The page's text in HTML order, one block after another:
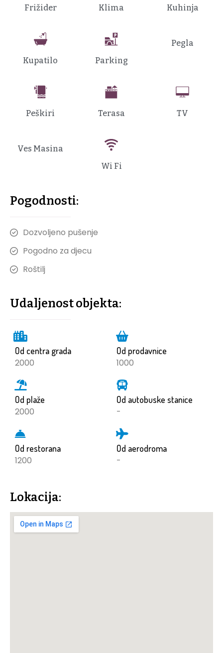
Frižider Klima Kuhinja
Kupatilo Parking
Pegla
Peškiri Terasa TV
Ves Masina
Wi Fi
Pogodnosti:
Dozvoljeno pušenje
Pogodno za djecu
Roštilj
Udaljenost objekta:
Od centra grada
2000
Od plaže
2000
Od restorana
1200
Od prodavnice
1000
Od autobuske stanice
-
Od aerodroma
-
Lokacija: